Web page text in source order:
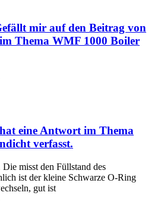
auf den Beitrag von
im Thema WMF 1000 Boiler
hat eine Antwort im Thema
verfasst.
misst den Füllstand des
ist der kleine Schwarze O-Ring
gut ist